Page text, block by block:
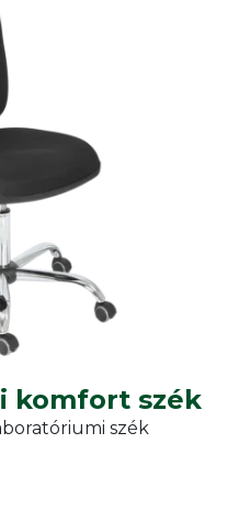
desks, chairs,
furniture
komfort szék
komfort szék
szék